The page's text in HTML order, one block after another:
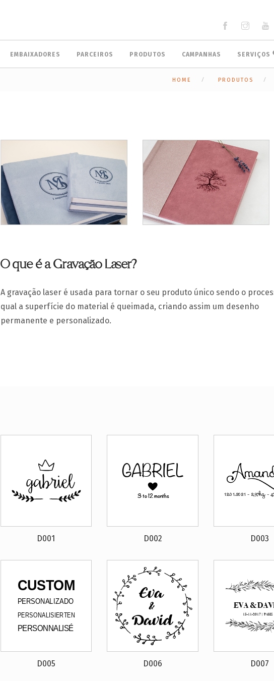
EMBAIXADORES PARCEIROS PRODUTOS CAMPANHAS SERVIÇOS
HOME PRODUTOS
O que é a Gravação Laser?
A gravação laser é usada para tornar o seu produto único sendo o
qual a superfície do material é queimada, criando assim um desenho
permanente e personalizado.
D001 D002 D003
D005 D006 D007